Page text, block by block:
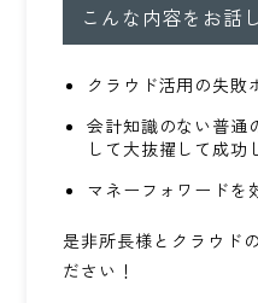
KEYCREA KHM TAX &
Keycrea KHM Tax
提案事例
TOPICS
COLUMN
こんな内容をお話
クラウド活用の失敗
会計知識のない普通
して大抜擢して成功
マネーフォワードを
是非所長様とクラウド
ださい！